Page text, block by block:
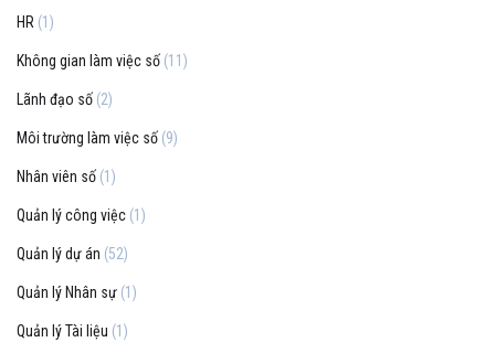
HR (1)
Không gian làm việc số (11)
Lãnh đạo số (2)
Môi trường làm việc số (9)
Nhân viên số (1)
Quản lý công việc (1)
Quản lý dự án (52)
Quản lý Nhân sự (1)
Quản lý Tài liệu (1)